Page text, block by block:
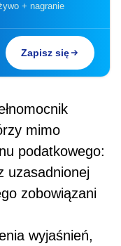
+ nagranie
Zapisz się
mimo
podatkowego:
uzasadnionej
zobowiązani
wyjaśnień,